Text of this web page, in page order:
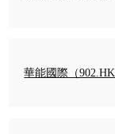
華能國際（902.HK